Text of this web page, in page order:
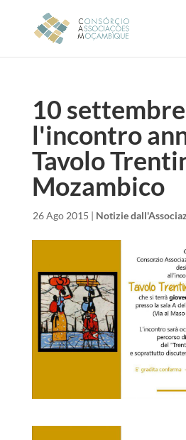
10
l'incontro
Tavolo
Mozambico
26 Ago 2015 | Notizie